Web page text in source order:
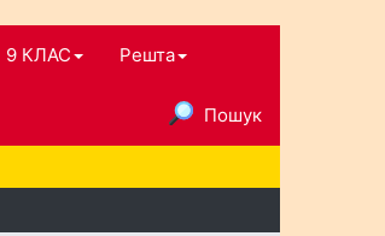
9 КЛАС Решта
Пошук